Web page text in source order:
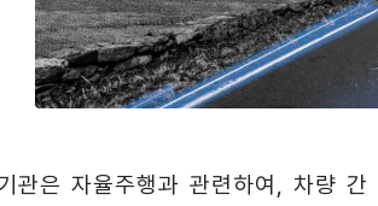
관은 자율주행과 관련하여, 차량